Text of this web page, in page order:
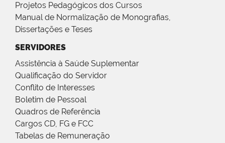
Projetos Pedagógicos dos Cursos
Manual de Normalização de Monografias,
Dissertações e Teses
SERVIDORES
Assistência à Saúde Suplementar
Qualificação do Servidor
Conflito de Interesses
Boletim de Pessoal
Quadros de Referência
Cargos CD, FG e FCC
Tabelas de Remuneração